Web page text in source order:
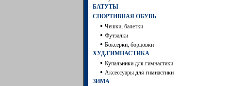
БАТУТЫ
СПОРТИВНАЯ ОБУВЬ
• Чешки, балетки
• Футзалки
• Боксерки, борцовки
ХУД.ГИМНАСТИКА
• Купальники для гимнастики
• Аксессуары для гимнастики
ЗИМА